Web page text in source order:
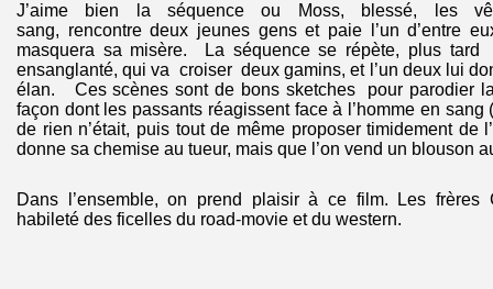
J’aime bien la séquence ou Moss, blessé, les
sang, rencontre deux jeunes gens et paie l’un d’entre
masquera sa misère. La séquence se répète, plus tard
ensanglanté, qui va croiser deux gamins, et l’un deux lui
élan. Ces scènes sont de bons sketches pour parodier
façon dont les passants réagissent face à l’homme en sang
de rien n’était, puis tout de même proposer timidement de
donne sa chemise au tueur, mais que l’on vend un blouson
Dans l’ensemble, on prend plaisir à ce film. Les frères
habileté des ficelles du road-movie et du western.